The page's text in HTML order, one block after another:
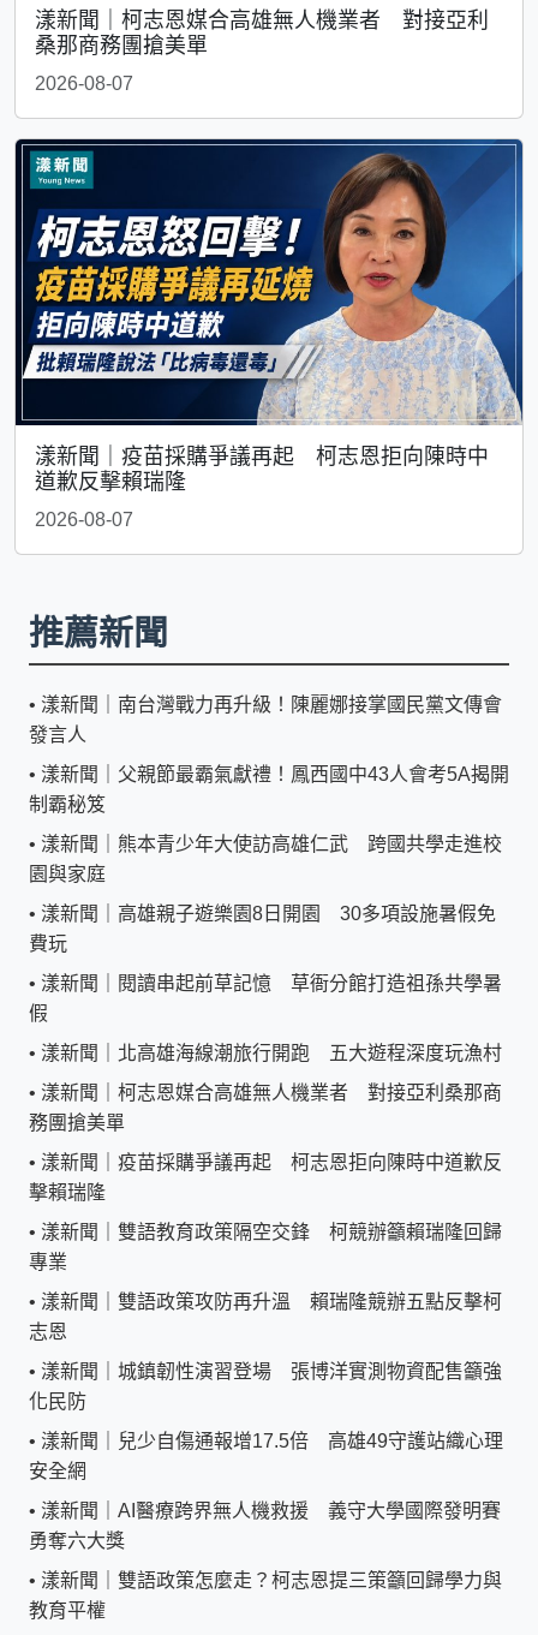
漾新聞｜柯志恩媒合高雄無人機業者 對接亞利
桑那商務團搶美單
2026-08-07
漾新聞｜疫苗採購爭議再起 柯志恩拒向陳時中
道歉反擊賴瑞隆
2026-08-07
推薦新聞
• 漾新聞｜南台灣戰力再升級！陳麗娜接掌國民黨文傳會
發言人
• 漾新聞｜父親節最霸氣獻禮！鳳西國中43人會考5A揭開
制霸秘笈
• 漾新聞｜熊本青少年大使訪高雄仁武 跨國共學走進校
園與家庭
• 漾新聞｜高雄親子遊樂園8日開園 30多項設施暑假免
費玩
• 漾新聞｜閱讀串起前草記憶 草衙分館打造祖孫共學暑
假
• 漾新聞｜北高雄海線潮旅行開跑 五大遊程深度玩漁村
• 漾新聞｜柯志恩媒合高雄無人機業者 對接亞利桑那商
務團搶美單
• 漾新聞｜疫苗採購爭議再起 柯志恩拒向陳時中道歉反
擊賴瑞隆
• 漾新聞｜雙語教育政策隔空交鋒 柯競辦籲賴瑞隆回歸
專業
• 漾新聞｜雙語政策攻防再升溫 賴瑞隆競辦五點反擊柯
志恩
• 漾新聞｜城鎮韌性演習登場 張博洋實測物資配售籲強
化民防
• 漾新聞｜兒少自傷通報增17.5倍 高雄49守護站織心理
安全網
• 漾新聞｜AI醫療跨界無人機救援 義守大學國際發明賽
勇奪六大獎
• 漾新聞｜雙語政策怎麼走？柯志恩提三策籲回歸學力與
教育平權